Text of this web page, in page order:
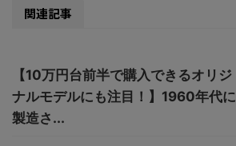
関連記事
【10万円台前半で購入できるオリジ
ナルモデルにも注目！】1960年代に
製造さ...